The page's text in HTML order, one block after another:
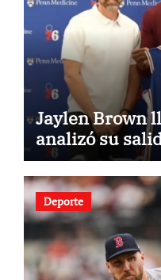
Jaylen Brown
analizó su
Deporte